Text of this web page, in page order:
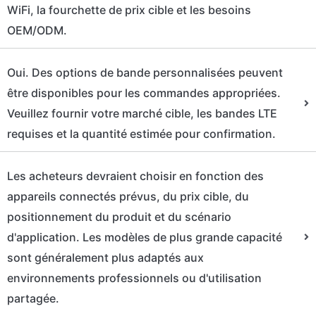
WiFi, la fourchette de prix cible et les besoins
OEM/ODM.
Oui. Des options de bande personnalisées peuvent
être disponibles pour les commandes appropriées.
Veuillez fournir votre marché cible, les bandes LTE
requises et la quantité estimée pour confirmation.
Les acheteurs devraient choisir en fonction des
appareils connectés prévus, du prix cible, du
positionnement du produit et du scénario
d'application. Les modèles de plus grande capacité
sont généralement plus adaptés aux
environnements professionnels ou d'utilisation
partagée.